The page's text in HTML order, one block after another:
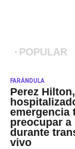
POPULAR
FARÁNDULA
Perez Hilton,
emergencia
preocupar a
durante
vivo